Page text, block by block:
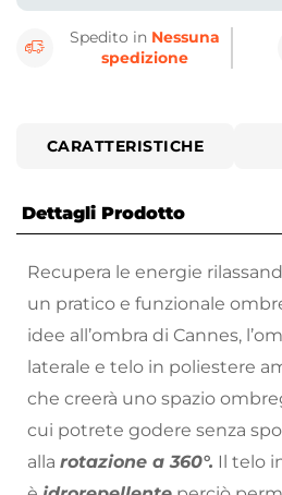
Spedito in Nessuna
spedizione
CARATTERISTICHE
Dettagli Prodotto
Recupera le energie
un pratico e funzionale
idee all’ombra di Cannes,
laterale e telo in poliestere
che creerà uno spazio
cui potrete godere senza
alla rotazione a 360°. Il telo